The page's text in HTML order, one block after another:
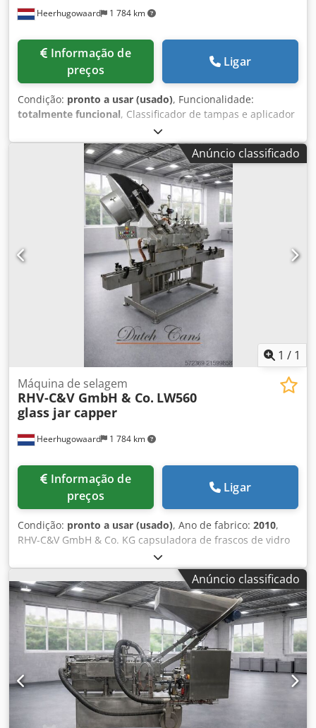
Heerhugowaard 1 784 km
preços
Ligar
Condição: pronto a usar (usado), Funcionalidade:
totalmente funcional, Classificador de tampas e aplicador
automático para tampas de garrafas, tampas de frascos,
etc. Codpozgfdxjfx Amueha
Anúncio classificado
1 / 1
Heerhugowaard 1 784 km
Máquina de selagem
RHV-C&V GmbH & Co. LW560
glass jar capper
preços
Ligar
Condição: pronto a usar (usado), Ano de fabrico: 2010,
RHV-C&V GmbH & Co. KG capsuladora de frascos de vidro
tipo: LW560 número: 10172/4184 Codeyxgxwepfx Amuoha
ano de fabricação: 09/2010 esteira de aço inoxidável,
largura da esteira: 120 mm
Anúncio classificado